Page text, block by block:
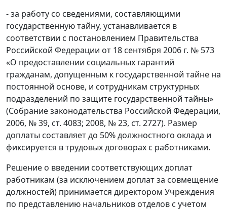
- за работу со сведениями, составляющими
государственную тайну, устанавливается в
соответствии с постановлением Правительства
Российской Федерации от 18 сентября 2006 г. № 573
«О предоставлении социальных гарантий
гражданам, допущенным к государственной тайне на
постоянной основе, и сотрудникам структурных
подразделений по защите государственной тайны»
(Собрание законодательства Российской Федерации,
2006, № 39, ст. 4083; 2008, № 23, ст. 2727). Размер
доплаты составляет до 50% должностного оклада и
фиксируется в трудовых договорах с работниками.
Решение о введении соответствующих доплат
работникам (за исключением доплат за совмещение
должностей) принимается директором Учреждения
по представлению начальников отделов с учетом